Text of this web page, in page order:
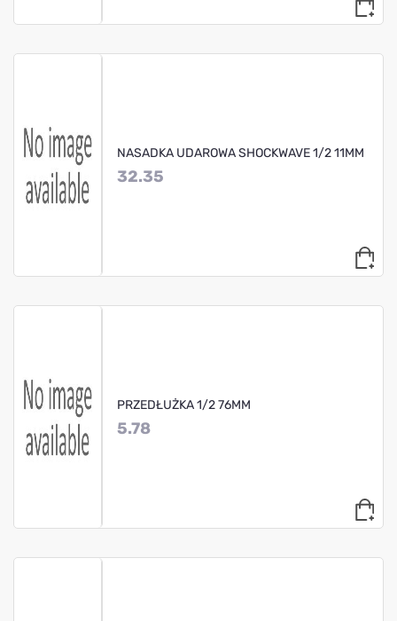
NASADKA UDAROWA SHOCKWAVE 1/2 11MM
32.35
PRZEDŁUŻKA 1/2 76MM
5.78